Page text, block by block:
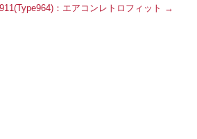
：エアコンレトロフィット →